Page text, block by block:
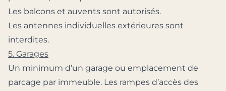
Les balcons et auvents sont autorisés.
Les antennes individuelles extérieures sont
interdites.
5. Garages
Un minimum d’un garage ou emplacement de
parcage par immeuble. Les rampes d’accès des